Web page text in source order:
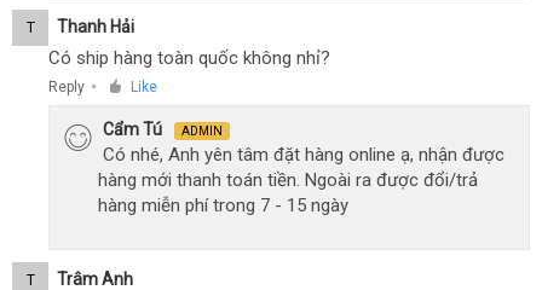
T Thanh Hải
Có ship hàng toàn quốc không nhỉ?
Reply ● Like
Cẩm Tú ADMIN
Có nhé, Anh yên tâm đặt hàng online ạ, nhận được
hàng mới thanh toán tiền. Ngoài ra được đổi/trả
hàng miễn phí trong 7 - 15 ngày
T Trâm Anh